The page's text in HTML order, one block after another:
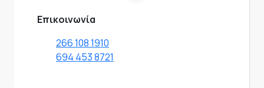
Επικοινωνία
266 108 1910
694 453 8721